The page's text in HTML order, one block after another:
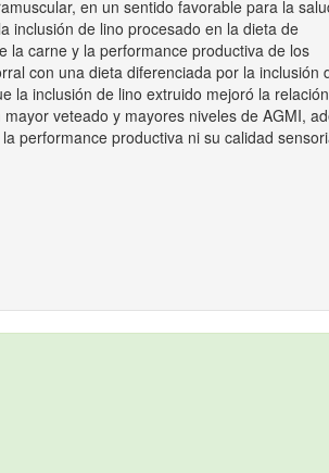
en un sentido favorable para la
inclusión de lino procesado en la dieta de
la carne y la performance productiva de los
con una dieta diferenciada por la inclusión
la inclusión de lino extruido mejoró la
veteado y mayores niveles de AGMI,
performance productiva ni su calidad